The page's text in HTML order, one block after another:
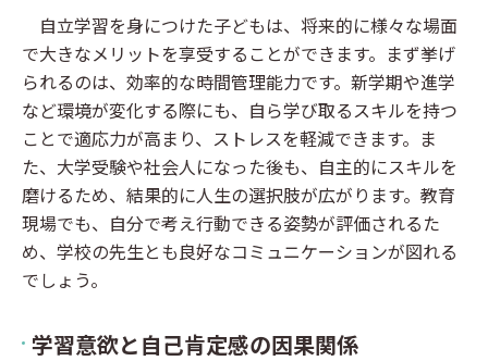
自立学習を身につけた子どもは、将来的に様々な場面
で大きなメリットを享受することができます。まず挙げ
られるのは、効率的な時間管理能力です。新学期や進学
など環境が変化する際にも、自ら学び取るスキルを持つ
ことで適応力が高まり、ストレスを軽減できます。ま
た、大学受験や社会人になった後も、自主的にスキルを
磨けるため、結果的に人生の選択肢が広がります。教育
現場でも、自分で考え行動できる姿勢が評価されるた
め、学校の先生とも良好なコミュニケーションが図れる
でしょう。
学習意欲と自己肯定感の因果関係